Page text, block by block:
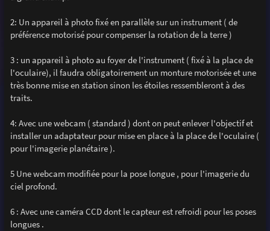
2: Un appareil à photo fixé en parallèle sur un instrument ( de
préférence motorisé pour compenser la rotation de la terre )
3 : un appareil à photo au foyer de l'instrument ( fixé à la place de
l'oculaire), il faudra obligatoirement un monture motorisée et une
très bonne mise en station sinon les étoiles ressembleront à des
traits.
4: Avec une webcam ( standard ) dont on peut enlever l'objectif et
installer un adaptateur pour mise en place à la place de l'oculaire (
pour l'imagerie planétaire ).
5 Une webcam modifiée pour la pose longue , pour l'imagerie du
ciel profond.
6 : Avec une caméra CCD dont le capteur est refroidi pour les poses
longues .